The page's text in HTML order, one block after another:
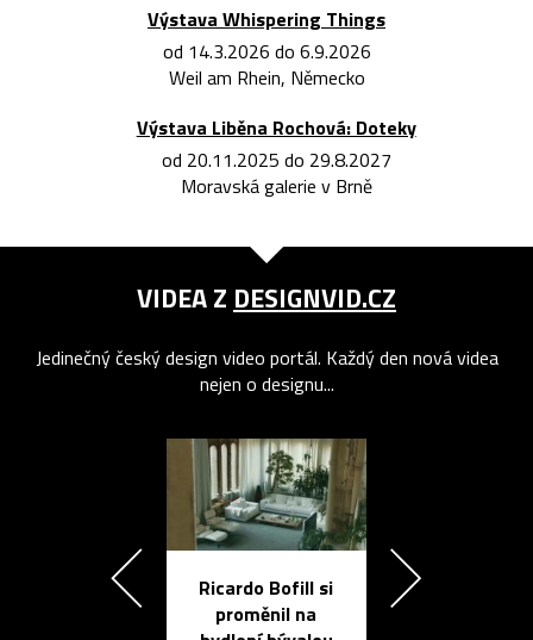
Výstava Whispering Things
od 14.3.2026 do 6.9.2026
Weil am Rhein, Německo
Výstava Liběna Rochová: Doteky
od 20.11.2025 do 29.8.2027
Moravská galerie v Brně
VIDEA Z DESIGNVID.CZ
Jedinečný český design video portál. Každý den nová videa
nejen o designu...
Ricardo Bofill si
proměnil na